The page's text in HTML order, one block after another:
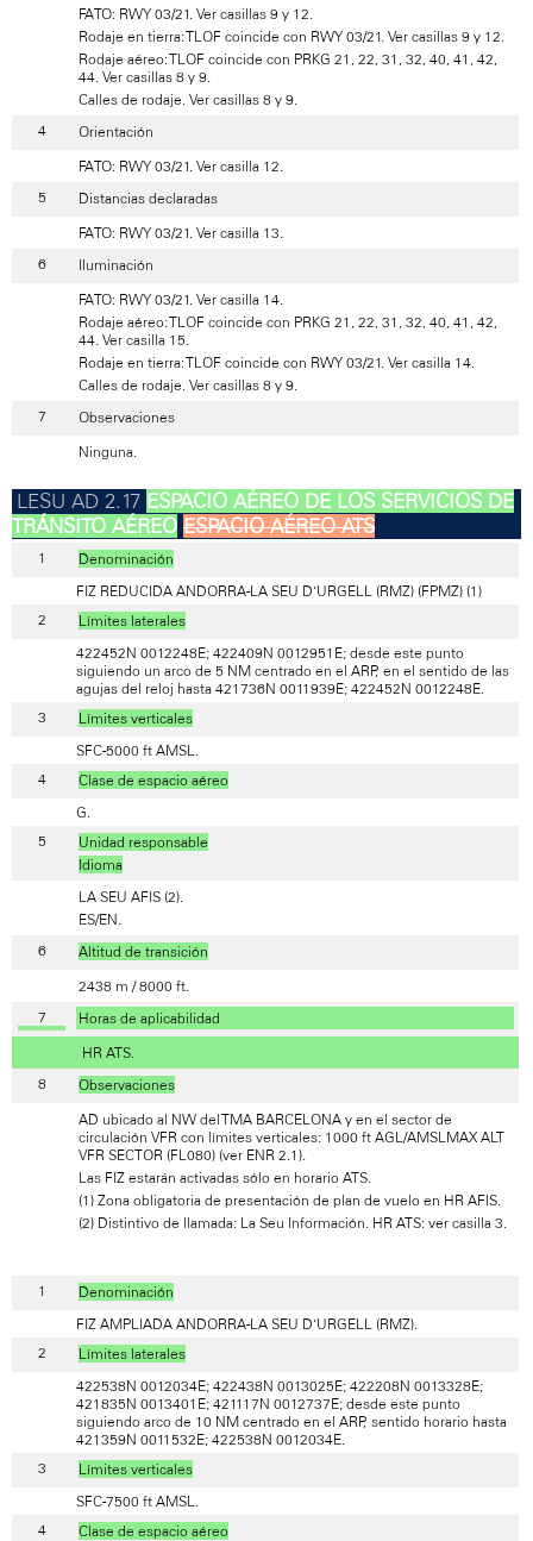
FATO: RWY 03/21. Ver casillas 9 y 12.
Rodaje en tierra: TLOF coincide con RWY 03/21. Ver casillas 9 y 12.
Rodaje aéreo: TLOF coincide con PRKG 21, 22, 31, 32, 40, 41, 42,
44. Ver casillas 8 y 9.
Calles de rodaje. Ver casillas 8 y 9.
Orientación
FATO: RWY 03/21. Ver casilla 12.
Distancias declaradas
FATO: RWY 03/21. Ver casilla 13.
Iluminación
FATO: RWY 03/21. Ver casilla 14.
Rodaje aéreo: TLOF coincide con PRKG 21, 22, 31, 32, 40, 41, 42,
44. Ver casilla 15.
Rodaje en tierra: TLOF coincide con RWY 03/21. Ver casilla 14.
Calles de rodaje. Ver casillas 8 y 9.
Observaciones
Ninguna.
ESPACIO AÉREO DE LOS SERVICIOS DE
TRÁNSITO AÉREO ESPACIO AÉREO ATS
Denominación
FIZ REDUCIDA ANDORRA-LA SEU D’URGELL (RMZ) (FPMZ) (1)
Límites laterales
422452N 0012248E; 422409N 0012951E; desde este punto
siguiendo un arco de 5 NM centrado en el ARP, en el sentido de las
agujas del reloj hasta 421736N 0011939E; 422452N 0012248E.
Límites verticales
SFC-5000 ft AMSL.
Clase de espacio aéreo
G.
Unidad responsable
Idioma
LA SEU AFIS (2).
ES/EN.
Altitud de transición
2438 m / 8000 ft.
Horas de aplicabilidad
HR ATS.
Observaciones
AD ubicado al NW del TMA BARCELONA y en el sector de
circulación VFR con límites verticales: 1000 ft AGL/AMSLMAX ALT
VFR SECTOR (FL080) (ver ENR 2.1).
Las FIZ estarán activadas sólo en horario ATS.
(1) Zona obligatoria de presentación de plan de vuelo en HR AFIS.
(2) Distintivo de llamada: La Seu Información. HR ATS: ver casilla 3.
Denominación
FIZ AMPLIADA ANDORRA-LA SEU D’URGELL (RMZ).
Límites laterales
422538N 0012034E; 422438N 0013025E; 422208N 0013328E;
421835N 0013401E; 421117N 0012737E; desde este punto
siguiendo arco de 10 NM centrado en el ARP, sentido horario hasta
421359N 0011532E; 422538N 0012034E.
Límites verticales
SFC-7500 ft AMSL.
Clase de espacio aéreo